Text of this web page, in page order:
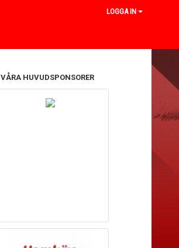
LOGGA IN
VÅRA HUVUDSPONSORER